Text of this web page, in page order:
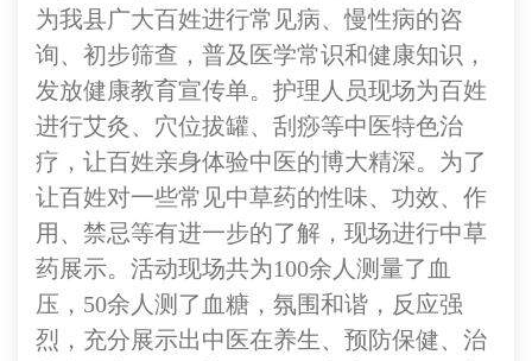
为我县广大百姓进行常见病、慢性病的咨
询、初步筛查，普及医学常识和健康知识，
发放健康教育宣传单。护理人员现场为百姓
进行艾灸、穴位拔罐、刮痧等中医特色治
疗，让百姓亲身体验中医的博大精深。为了
让百姓对一些常见中草药的性味、功效、作
用、禁忌等有进一步的了解，现场进行中草
药展示。活动现场共为100余人测量了血
压，50余人测了血糖，氛围和谐，反应强
烈，充分展示出中医在养生、预防保健、治